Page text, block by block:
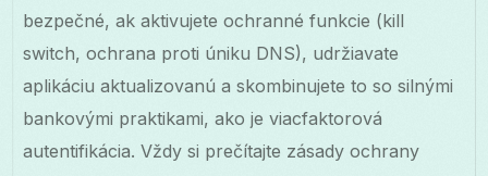
bezpečné, ak aktivujete ochranné funkcie (kill
switch, ochrana proti úniku DNS), udržiavate
aplikáciu aktualizovanú a skombinujete to so silnými
bankovými praktikami, ako je viacfaktorová
autentifikácia. Vždy si prečítajte zásady ochrany